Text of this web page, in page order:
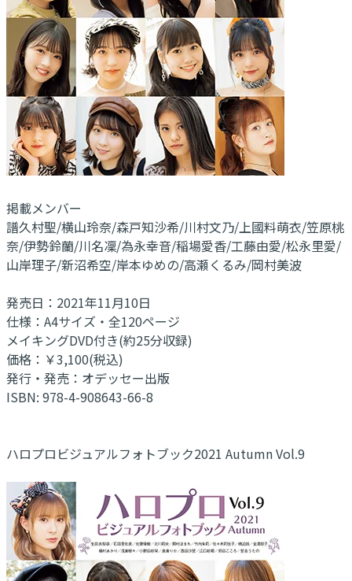
掲載メンバー
譜久村聖/横山玲奈/森戸知沙希/川村文乃/上國料萌衣/笠原桃
奈/伊勢鈴蘭/川名凜/為永幸音/稲場愛香/工藤由愛/松永里愛/
山岸理子/新沼希空/岸本ゆめの/高瀬くるみ/岡村美波
発売日：2021年11月10日
仕様：A4サイズ・全120ページ
メイキングDVD付き(約25分収録)
価格：￥3,100(税込)
発行・発売：オデッセー出版
ISBN: 978-4-908643-66-8
ハロプロビジュアルフォトブック2021 Autumn Vol.9